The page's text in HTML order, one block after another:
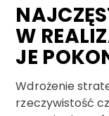
W
JE
Wdrożenie
rzeczywistość